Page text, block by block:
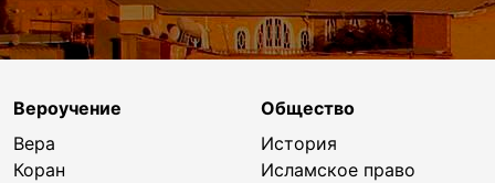
Вероучение
Вера
Коран
Общество
История
Исламское право